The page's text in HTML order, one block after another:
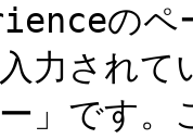
のペ
力され
」です